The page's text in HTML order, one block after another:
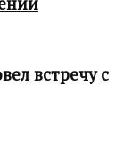
встречу с